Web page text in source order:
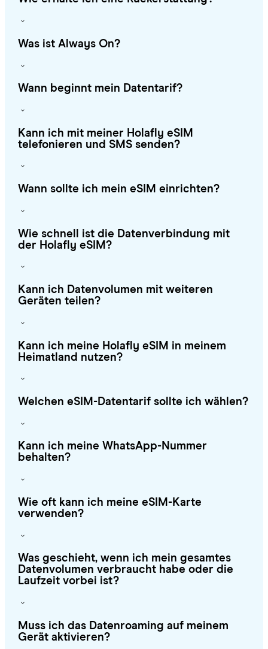
Was ist Always On?
Wann beginnt mein Datentarif?
Kann ich mit meiner Holafly eSIM
telefonieren und SMS senden?
Wann sollte ich mein eSIM einrichten?
Wie schnell ist die Datenverbindung mit
der Holafly eSIM?
Kann ich Datenvolumen mit weiteren
Geräten teilen?
Kann ich meine Holafly eSIM in meinem
Heimatland nutzen?
Welchen eSIM-Datentarif sollte ich wählen?
Kann ich meine WhatsApp-Nummer
behalten?
Wie oft kann ich meine eSIM-Karte
verwenden?
Was geschieht, wenn ich mein gesamtes
Datenvolumen verbraucht habe oder die
Laufzeit vorbei ist?
Muss ich das Datenroaming auf meinem
Gerät aktivieren?